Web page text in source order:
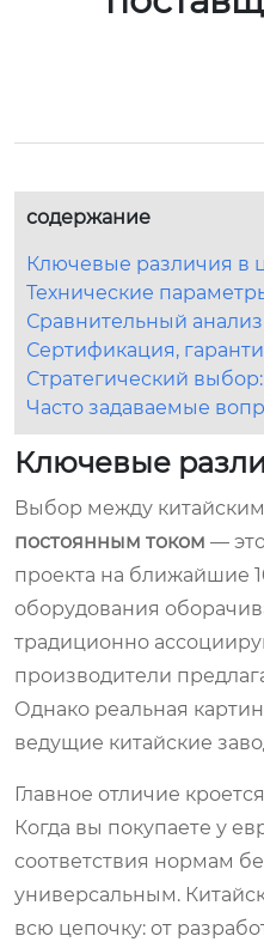
содержание
Ключевые различия в
Технические
Сравнительный
Сертификация,
Стратегический
Часто задаваемые
Ключевые
Выбор между
постоянным током —
проекта на ближайшие
оборудования
традиционно
производители
Однако реальная
ведущие китайские
Главное отличие
Когда вы покупаете у
соответствия нормам
универсальным.
всю цепочку: от